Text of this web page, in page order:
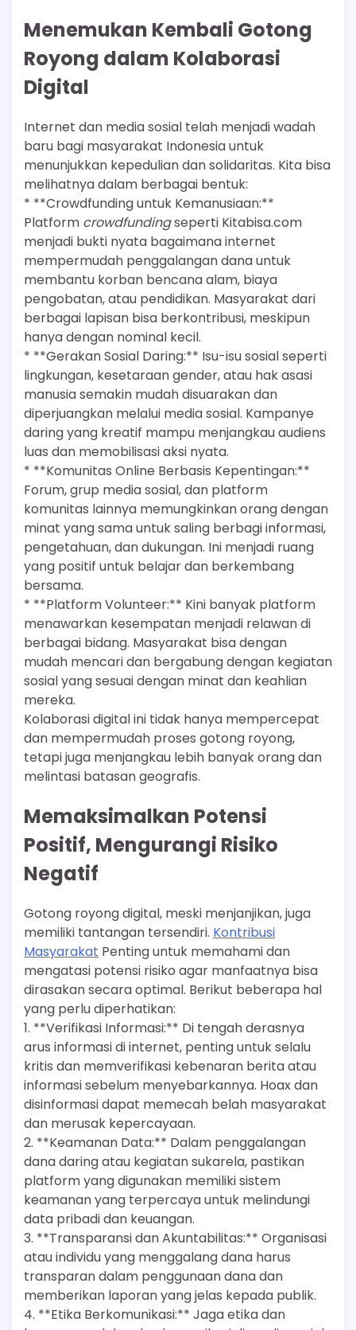
Menemukan Kembali Gotong
Royong dalam Kolaborasi
Digital
Internet dan media sosial telah menjadi wadah
baru bagi masyarakat Indonesia untuk
menunjukkan kepedulian dan solidaritas. Kita bisa
melihatnya dalam berbagai bentuk:
* **Crowdfunding untuk Kemanusiaan:**
Platform crowdfundingseperti Kitabisa.com
menjadi bukti nyata bagaimana internet
mempermudah penggalangan dana untuk
membantu korban bencana alam, biaya
pengobatan, atau pendidikan. Masyarakat dari
berbagai lapisan bisa berkontribusi, meskipun
hanya dengan nominal kecil.
* **Gerakan Sosial Daring:** Isu-isu sosial seperti
lingkungan, kesetaraan gender, atau hak asasi
manusia semakin mudah disuarakan dan
diperjuangkan melalui media sosial. Kampanye
daring yang kreatif mampu menjangkau audiens
luas dan memobilisasi aksi nyata.
* **Komunitas Online Berbasis Kepentingan:**
Forum, grup media sosial, dan platform
komunitas lainnya memungkinkan orang dengan
minat yang sama untuk saling berbagi informasi,
pengetahuan, dan dukungan. Ini menjadi ruang
yang positif untuk belajar dan berkembang
bersama.
* **Platform Volunteer:** Kini banyak platform
menawarkan kesempatan menjadi relawan di
berbagai bidang. Masyarakat bisa dengan
mudah mencari dan bergabung dengan kegiatan
sosial yang sesuai dengan minat dan keahlian
mereka.
Kolaborasi digital ini tidak hanya mempercepat
dan mempermudah proses gotong royong,
tetapi juga menjangkau lebih banyak orang dan
melintasi batasan geografis.
Memaksimalkan Potensi
Positif, Mengurangi Risiko
Negatif
Gotong royong digital, meski menjanjikan, juga
memiliki tantangan tersendiri. Kontribusi
Masyarakat Penting untuk memahami dan
mengatasi potensi risiko agar manfaatnya bisa
dirasakan secara optimal. Berikut beberapa hal
yang perlu diperhatikan:
1. **Verifikasi Informasi:** Di tengah derasnya
arus informasi di internet, penting untuk selalu
kritis dan memverifikasi kebenaran berita atau
informasi sebelum menyebarkannya. Hoax dan
disinformasi dapat memecah belah masyarakat
dan merusak kepercayaan.
2. **Keamanan Data:** Dalam penggalangan
dana daring atau kegiatan sukarela, pastikan
platform yang digunakan memiliki sistem
keamanan yang terpercaya untuk melindungi
data pribadi dan keuangan.
3. **Transparansi dan Akuntabilitas:** Organisasi
atau individu yang menggalang dana harus
transparan dalam penggunaan dana dan
memberikan laporan yang jelas kepada publik.
4. **Etika Berkomunikasi:** Jaga etika dan